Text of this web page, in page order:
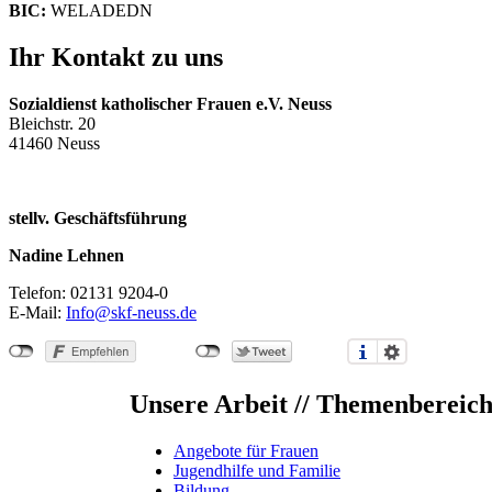
BIC: WELADEDN
Ihr Kontakt zu uns
Sozialdienst katholischer Frauen e.V. Neuss
Bleichstr. 20
41460 Neuss
stellv. Geschäftsführung
Nadine Lehnen
Telefon: 02131 9204-0
E-Mail: Info@skf-neuss.de
Unsere Arbeit //
Angebote für Frauen
Jugendhilfe und Familie